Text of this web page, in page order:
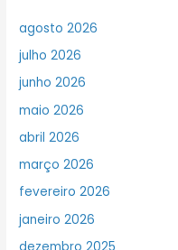
agosto 2026
julho 2026
junho 2026
maio 2026
abril 2026
março 2026
fevereiro 2026
janeiro 2026